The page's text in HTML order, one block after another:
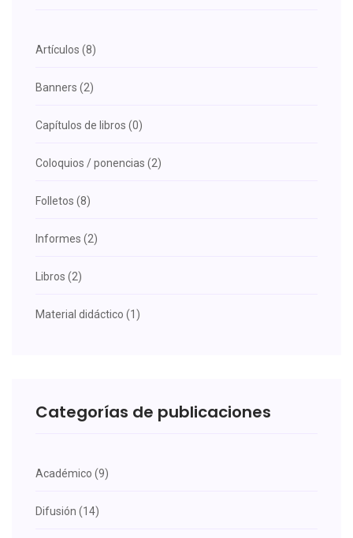
Artículos (8)
Banners (2)
Capítulos de libros (0)
Coloquios / ponencias (2)
Folletos (8)
Informes (2)
Libros (2)
Material didáctico (1)
Categorías de publicaciones
Académico (9)
Difusión (14)